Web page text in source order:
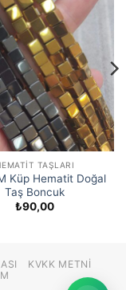
TAŞLARI
Küp Hematit Doğal
Taş Boncuk
₺90,00
KVKK METNI